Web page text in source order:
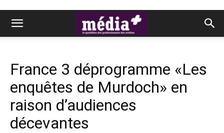
France 3 déprogramme «Les
enquêtes de Murdoch» en
raison d’audiences
décevantes